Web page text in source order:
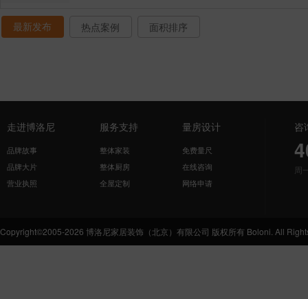
最新发布 热点案例 面积排序
走进博洛尼
品牌故事
品牌大片
营业执照
服务支持
整体家装
整体厨房
全屋定制
量房设计
免费量尺
在线咨询
网络申请
咨
周
Copyright©2005-2026 博洛尼家居装饰（北京）有限公司 版权所有 Boloni. All